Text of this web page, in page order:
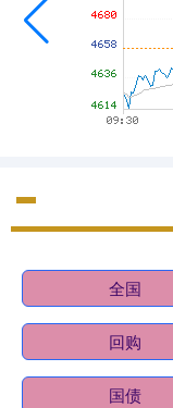
全国
回购
国债